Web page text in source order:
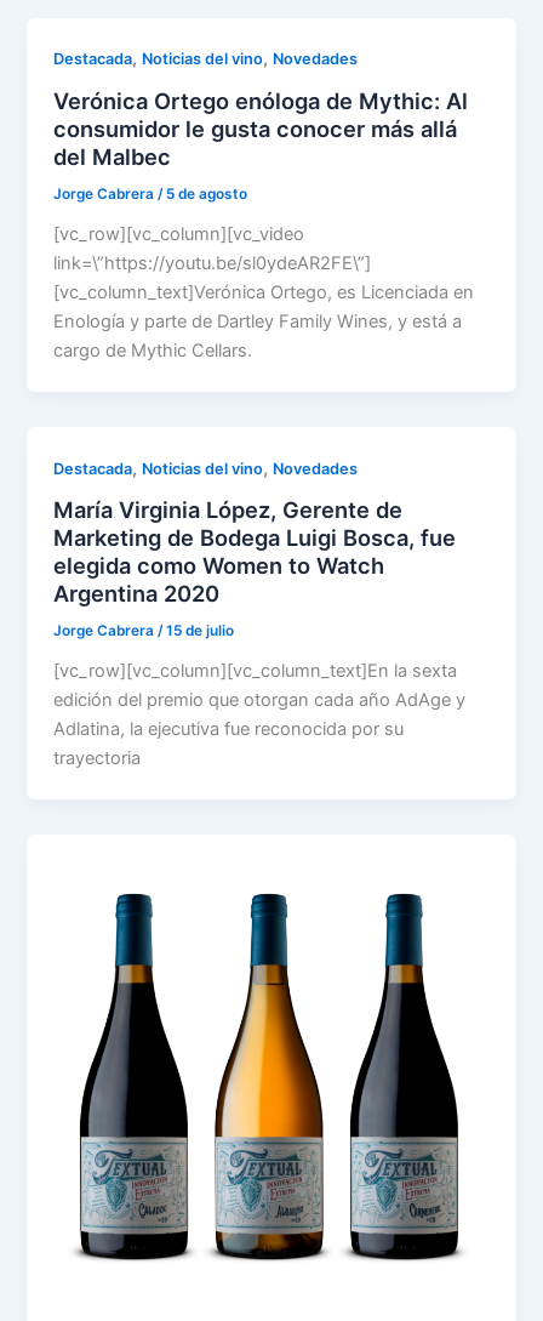
Destacada, Noticias del vino, Novedades
Verónica Ortego enóloga de Mythic: Al
consumidor le gusta conocer más allá
del Malbec
Jorge Cabrera/ 5 de agosto
[vc_row][vc_column][vc_video
link=\”https://youtu.be/sl0ydeAR2FE\”]
[vc_column_text]Verónica Ortego, es Licenciada en
Enología y parte de Dartley Family Wines, y está a
cargo de Mythic Cellars.
Destacada, Noticias del vino, Novedades
María Virginia López, Gerente de
Marketing de Bodega Luigi Bosca, fue
elegida como Women to Watch
Argentina 2020
Jorge Cabrera/15 de julio
[vc_row][vc_column][vc_column_text]En la sexta
edición del premio que otorgan cada año AdAge y
Adlatina, la ejecutiva fue reconocida por su
trayectoria